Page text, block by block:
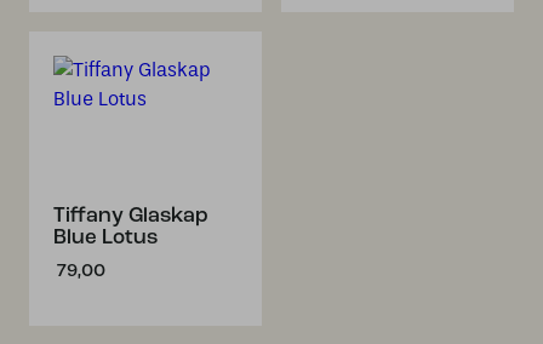
Tiffany Glaskap
Blue Lotus
79,00